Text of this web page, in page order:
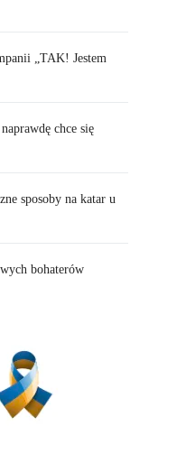
„TAK! Jestem
chce się
sposoby na katar u
bohaterów